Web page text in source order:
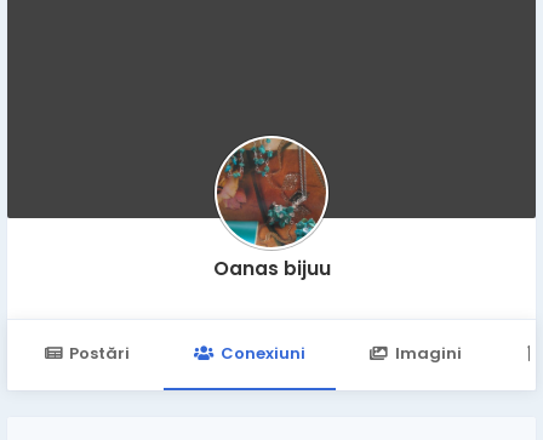
Oanas bijuu
Postări Conexiuni Imagini